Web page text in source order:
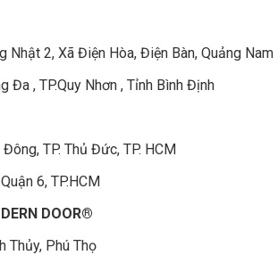
Nhật 2, Xã Điện Hòa, Điện Bàn, Quảng Nam
Đa , TP.Quy Nhơn , Tỉnh Bình Định
TP. Thủ Đức, TP. HCM
6, TP.HCM
DOOR®
Thủy, Phú Thọ